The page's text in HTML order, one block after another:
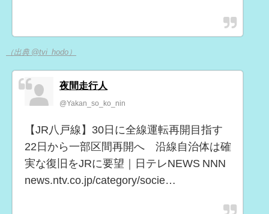
（出典 @tvi_hodo）
夜間走行人
@Yakan_so_ko_nin
【JR八戸線】30日に全線運転再開目指す
22日から一部区間再開へ 沿線自治体は確
実な復旧をJRに要望｜日テレNEWS NNN
news.ntv.co.jp/category/socie…